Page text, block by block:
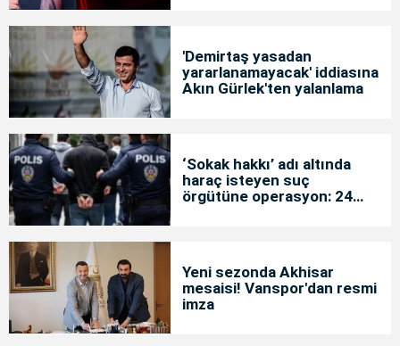
'Demirtaş yasadan
yararlanamayacak' iddiasına
Akın Gürlek'ten yalanlama
‘Sokak hakkı’ adı altında
haraç isteyen suç
örgütüne operasyon: 24
Yeni sezonda Akhisar
mesaisi! Vanspor'dan resmi
imza